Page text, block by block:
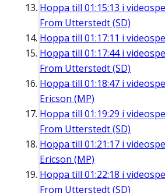
Hoppa till 01:15:13 i
From Utterstedt (SD)
Hoppa till 01:17:11 i
Hoppa till 01:17:44i
From Utterstedt (SD)
Hoppa till 01:18:47 i
Ericson (MP)
Hoppa till 01:19:29 i
From Utterstedt (SD)
Hoppa till 01:21:17 i
Ericson (MP)
Hoppa till 01:22:18 i
From Utterstedt (SD)